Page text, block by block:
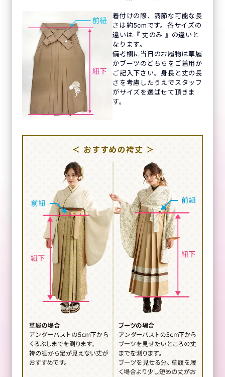
着付けの際、調節な可能な長
さは約5cmです。各サイズの
違いは『 丈のみ 』の違いと
なります。
備考欄に当日のお履物は草履
かブーツのどちらをご着用か
ご記入下さい。身長と丈の長
さを考慮したうえでスタッフ
がサイズを選ばせて頂きま
す。